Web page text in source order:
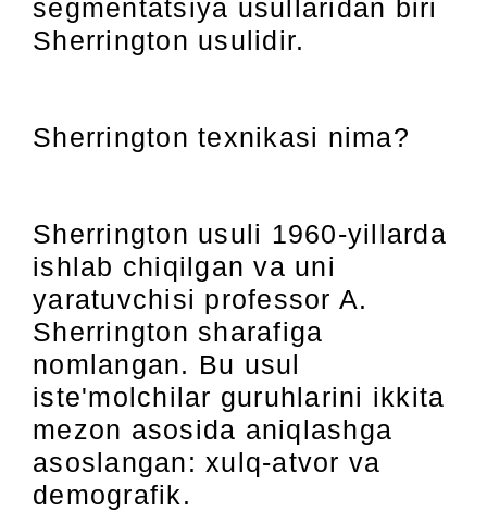
segmentatsiya usullaridan biri
Sherrington usulidir.
Sherrington texnikasi nima?
Sherrington usuli 1960-yillarda
ishlab chiqilgan va uni
yaratuvchisi professor A.
Sherrington sharafiga
nomlangan. Bu usul
iste'molchilar guruhlarini ikkita
mezon asosida aniqlashga
asoslangan: xulq-atvor va
demografik.